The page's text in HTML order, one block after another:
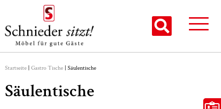
Startseite | Gastro Tische | Säulentische
Säulentische